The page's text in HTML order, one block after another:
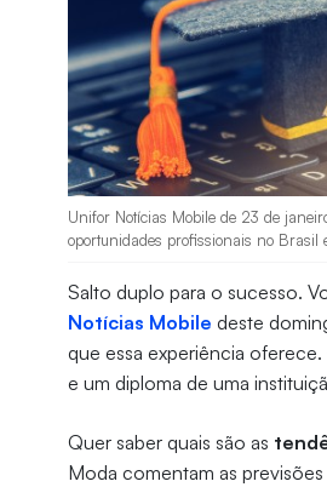
Unifor Notícias Mobile de 23 de
oportunidades profissionais no Brasil
Salto duplo para o sucesso.
Notícias Mobile deste
que essa experiência
e um diploma de uma
Quer saber quais são as
Moda comentam as